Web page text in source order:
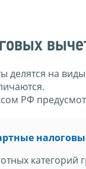
делятся на
РФ
категорий